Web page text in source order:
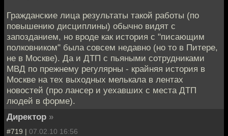
Гражданские лица результаты такой работы (по
повышению дисциплины) обычно видят с
запозданием, но вроде как история с "писающим
полковником" была совсем недавно (но то в Питере,
не в Москве). Да и ДТП с пьяными сотрудниками
МВД по прежнему регулярны - крайняя история в
Москве на тех выходных мелькала в лентах
новостей (про лансер и уехавших с места ДТП
людей в форме).
Директор »
#719 | 07.02.10 16:56